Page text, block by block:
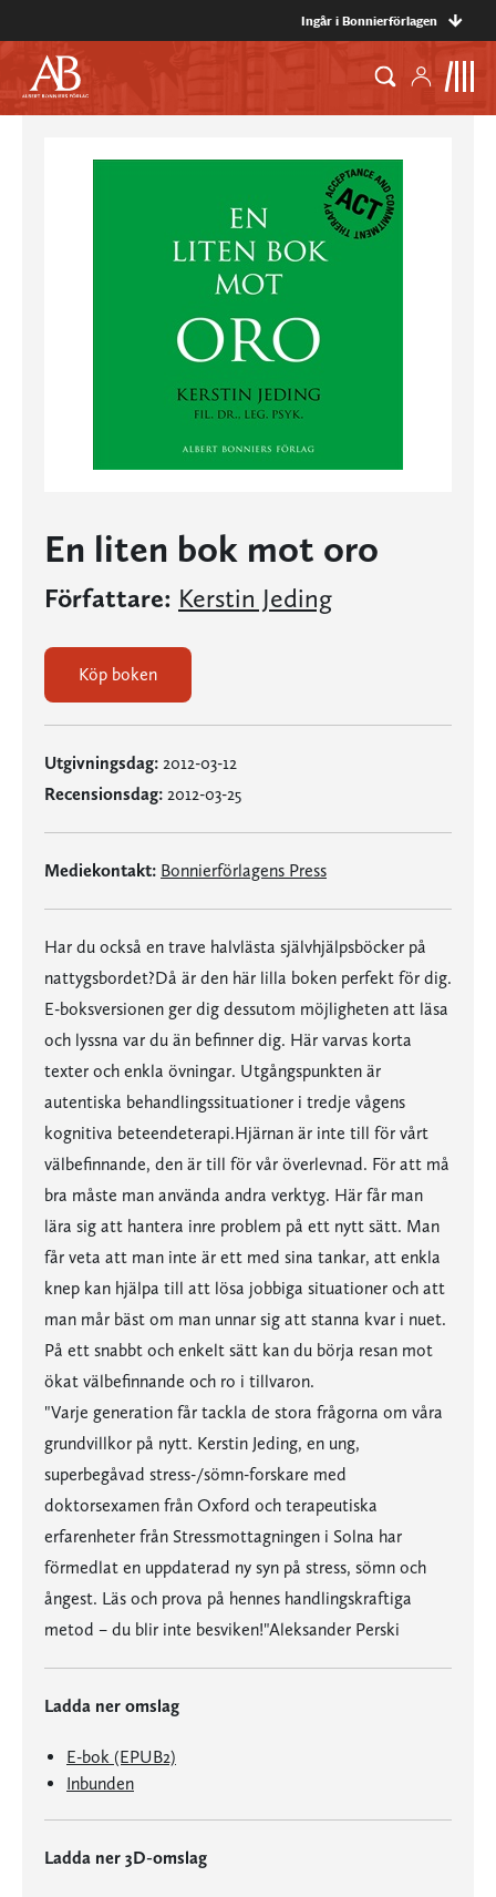
Ingår i Bonnierförlagen
En liten bok mot oro
Författare: Kerstin Jeding
Köp boken
Utgivningsdag: 2012-03-12
Recensionsdag: 2012-03-25
Mediekontakt: Bonnierförlagens Press
Har du också en trave halvlästa självhjälpsböcker på
nattygsbordet?Då är den här lilla boken perfekt för dig.
E-boksversionen ger dig dessutom möjligheten att läsa
och lyssna var du än befinner dig. Här varvas korta
texter och enkla övningar. Utgångspunkten är
autentiska behandlingssituationer i tredje vågens
kognitiva beteendeterapi.Hjärnan är inte till för vårt
välbefinnande, den är till för vår överlevnad. För att må
bra måste man använda andra verktyg. Här får man
lära sig att hantera inre problem på ett nytt sätt. Man
får veta att man inte är ett med sina tankar, att enkla
knep kan hjälpa till att lösa jobbiga situationer och att
man mår bäst om man unnar sig att stanna kvar i nuet.
På ett snabbt och enkelt sätt kan du börja resan mot
ökat välbefinnande och ro i tillvaron.
"Varje generation får tackla de stora frågorna om våra
grundvillkor på nytt. Kerstin Jeding, en ung,
superbegåvad stress-/sömn-forskare med
doktorsexamen från Oxford och terapeutiska
erfarenheter från Stressmottagningen i Solna har
förmedlat en uppdaterad ny syn på stress, sömn och
ångest. Läs och prova på hennes handlingskraftiga
metod – du blir inte besviken!"Aleksander Perski
Ladda ner omslag
E-bok (EPUB2)
Inbunden
Ladda ner 3D-omslag